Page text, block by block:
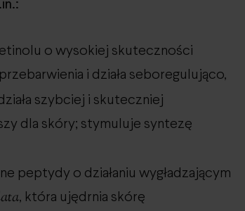
o wysokiej skuteczności
i działa seboregulująco,
szybciej i skuteczniej
dla skóry; stymuluje syntezę
peptydy o działaniu wygładzającym
, która ujędrnia skórę